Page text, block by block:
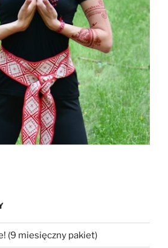
(9 miesięczny pakiet)